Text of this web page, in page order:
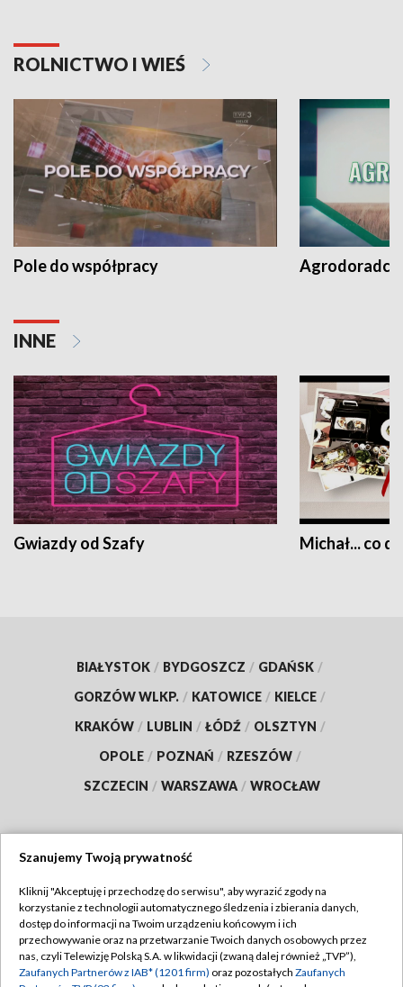
ROLNICTWO I WIEŚ
Pole do współpracy Agrodoradcy
INNE
Gwiazdy od Szafy Michał... co
BIAŁYSTOK / BYDGOSZCZ / GDAŃSK /
GORZÓW WLKP. / KATOWICE / KIELCE /
KRAKÓW / LUBLIN / ŁÓDŹ / OLSZTYN /
OPOLE / POZNAŃ / RZESZÓW /
SZCZECIN / WARSZAWA / WROCŁAW
TVP
Abonament TVP
Emisja w TVP
Regulamin TVP
Polityka prywatności
Szanujemy Twoją prywatność
Kliknij "Akceptuję i przechodzę do serwisu", aby wyrazić zgody na
korzystanie z technologii automatycznego śledzenia i zbierania danych,
dostęp do informacji na Twoim urządzeniu końcowym i ich
przechowywanie oraz na przetwarzanie Twoich danych osobowych przez
nas, czyli Telewizję Polską S.A. w likwidacji (zwaną dalej również „TVP”),
Zaufanych Partnerów z IAB* (1201 firm) oraz pozostałych Zaufanych